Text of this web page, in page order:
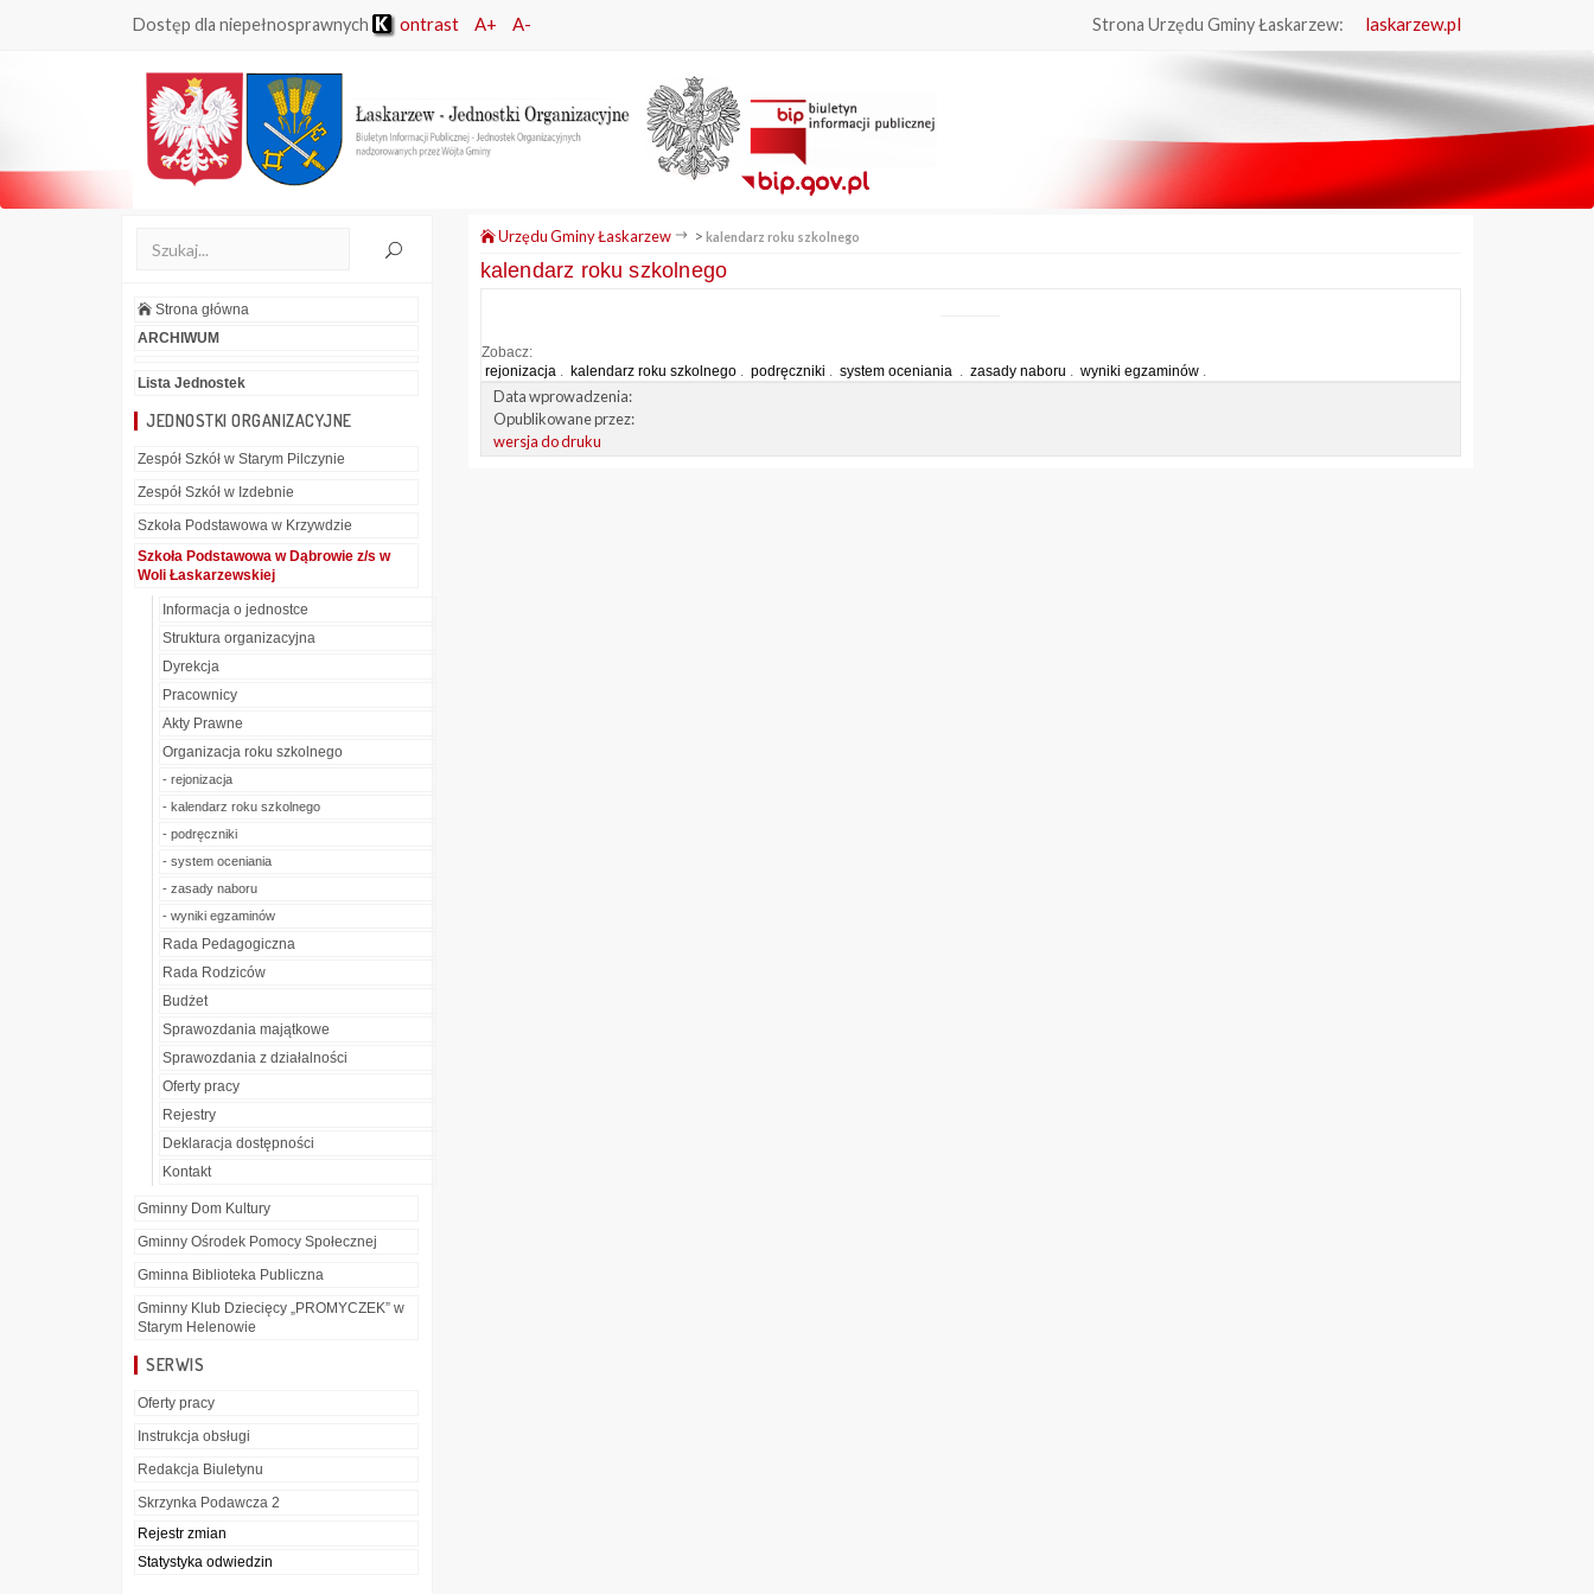
Dostęp dla niepełnosprawnych ontrast A+ A- Strona Urzędu Gminy Łaskarzew: laskarzew.pl
Strona główna
ARCHIWUM
Lista Jednostek
JEDNOSTKI ORGANIZACYJNE
Zespół Szkół w Starym Pilczynie
Zespół Szkół w Izdebnie
Szkoła Podstawowa w Krzywdzie
Szkoła Podstawowa w Dąbrowie z/s w
Woli Łaskarzewskiej
Informacja o jednostce
Struktura organizacyjna
Dyrekcja
Pracownicy
Akty Prawne
Organizacja roku szkolnego
- rejonizacja
- kalendarz roku szkolnego
- podręczniki
- system oceniania
- zasady naboru
- wyniki egzaminów
Rada Pedagogiczna
Rada Rodziców
Budżet
Sprawozdania majątkowe
Sprawozdania z działalności
Oferty pracy
Rejestry
Deklaracja dostępności
Kontakt
Gminny Dom Kultury
Gminny Ośrodek Pomocy Społecznej
Gminna Biblioteka Publiczna
Gminny Klub Dziecięcy „PROMYCZEK” w
Starym Helenowie
SERWIS
Oferty pracy
Instrukcja obsługi
Redakcja Biuletynu
Skrzynka Podawcza 2
Rejestr zmian
Statystyka odwiedzin
Urzędu Gminy Łaskarzew > kalendarz roku szkolnego
kalendarz roku szkolnego
Zobacz:
rejonizacja. kalendarz roku szkolnego. podręczniki . system oceniania . zasady naboru . wyniki egzaminów.
Data wprowadzenia:
Opublikowane przez:
wersja do druku